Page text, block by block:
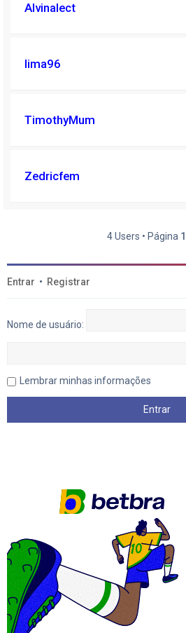
Alvinalect
lima96
TimothyMum
Zedricfem
4 Users • Página 1
Entrar • Registrar
Nome de usuário:
Lembrar minhas informações